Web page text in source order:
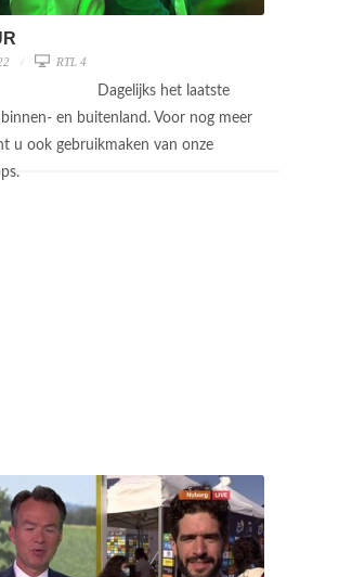
RTL 4
Dagelijks het laatste
en buitenland. Voor nog meer
u ook gebruikmaken van onze